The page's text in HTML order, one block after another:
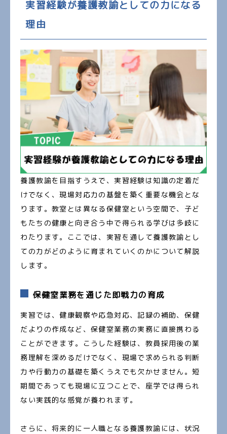
実習経験が養護教諭としての力になる
理由
養護教諭を目指すうえで、実習経験は知識の定着だ
けでなく、現場対応力の基盤を築く重要な機会とな
ります。教室とは異なる保健室という空間で、子ど
もたちの健康と向き合う中で得られる学びは多岐に
わたります。ここでは、実習を通して養護教諭とし
ての力がどのように育まれていくのかについて解説
します。
保健室業務を通じた即戦力の育成
実習では、健康観察や応急対応、記録の補助、保健
だよりの作成など、保健室業務の実務に直接携わる
ことができます。こうした経験は、教員採用後の業
務理解を深めるだけでなく、現場で求められる判断
力や行動力の基礎を築くうえでも欠かせません。短
期間であっても現場に立つことで、座学では得られ
ない実践的な感覚が養われます。
さらに、将来的に一人職となる養護教諭には、状況